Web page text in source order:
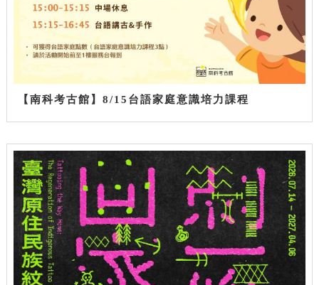
【南科考古館】8/15台語家庭意識培力課程